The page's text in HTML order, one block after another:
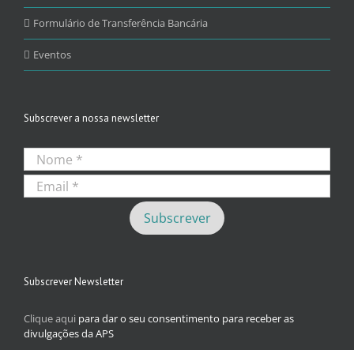
Formulário de Transferência Bancária
Eventos
Subscrever a nossa newsletter
Subscrever Newsletter
Clique aqui para dar o seu consentimento para receber as
divulgações da APS